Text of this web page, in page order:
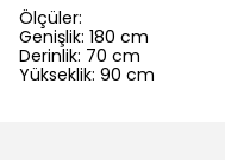
Ölçüler:
Genişlik: 180 cm
Derinlik: 70 cm
Yükseklik: 90 cm